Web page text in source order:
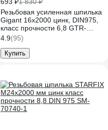
Резьбовая усиленная шпилька
Gigant 16x2000 цинк, DIN975,
класс прочности 6,8 GTR-
68162000
4.9(95)
Купить